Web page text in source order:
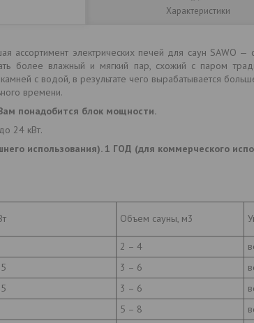
Характеристики
ассортимент электрических печей для саун SAWO
более влажный и мягкий пар, схожий с паром
с водой, в результате чего вырабатывается
времени.
понадобится блок мощности.
24 кВт.
использования). 1 ГОД (для коммерческого
Объем сауны, м3
2 – 4
3 – 6
3 – 6
5 – 8